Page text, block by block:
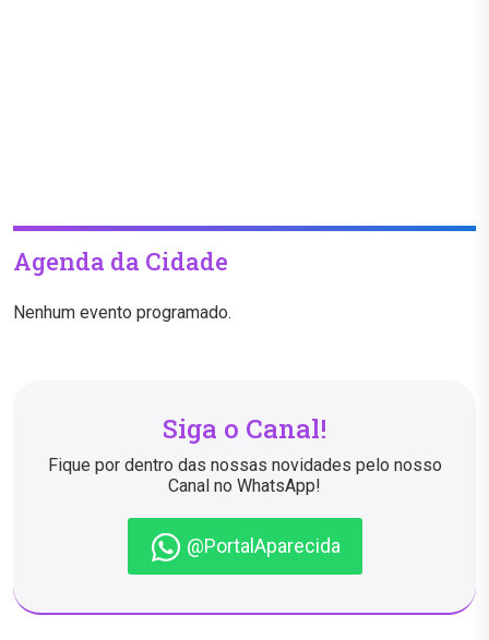
Agenda da Cidade
Nenhum evento programado.
Siga o Canal!
Fique por dentro das nossas novidades pelo nosso
Canal no WhatsApp!
@PortalAparecida